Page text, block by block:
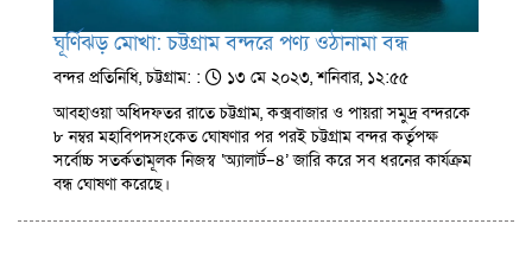
ঘূর্ণিঝড় মোখা: চট্টগ্রাম বন্দরে পণ্য ওঠানামা বন্ধ
বন্দর প্রতিনিধি, চট্টগ্রাম: :
১৩ মে ২০২৩, শনিবার, ১২:৫৫
আবহাওয়া অধিদফতর রাতে চট্টগ্রাম, কক্সবাজার ও পায়রা সমুদ্র বন্দরকে
৮ নম্বর মহাবিপদসংকেত ঘোষণার পর পরই চট্টগ্রাম বন্দর কর্তৃপক্ষ
সর্বোচ্চ সতর্কতামূলক নিজস্ব ‘অ্যালার্ট–৪’ জারি করে সব ধরনের কার্যক্রম
বন্ধ ঘোষণা করেছে।